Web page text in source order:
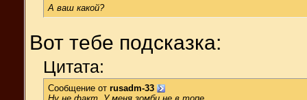
А ваш какой?
Вот тебе подсказка:
Цитата:
Сообщение от rusadm-33